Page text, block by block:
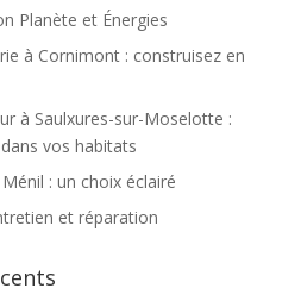
Planète et Énergies
à Cornimont : construisez en
à Saulxures-sur-Moselotte :
vos habitats
: un choix éclairé
et réparation